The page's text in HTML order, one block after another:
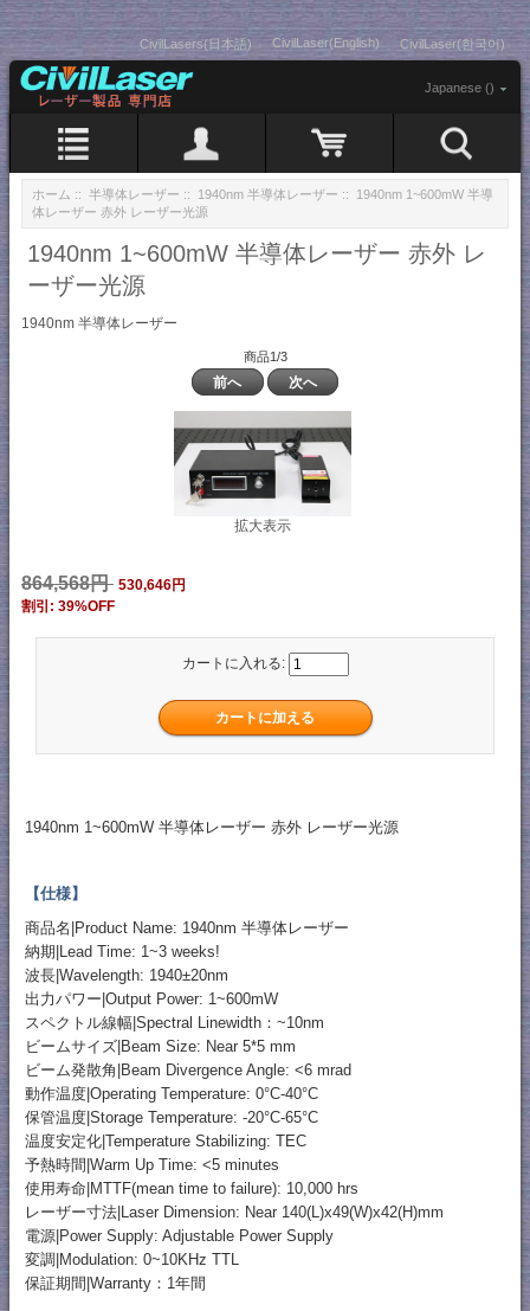
CivilLasers(日本語) CivilLaser(English) CivilLaser(한국어)
Japanese ()
ホーム :: 半導体レーザー :: 1940nm 半導体レーザー :: 1940nm 1~600mW 半導
体レーザー 赤外 レーザー光源
1940nm 1~600mW 半導体レーザー 赤外 レ
ーザー光源
1940nm 半導体レーザー
商品1/3
前へ 次へ
拡大表示
864,568円 530,646円
割引: 39%OFF
カートに入れる:
1940nm 1~600mW 半導体レーザー 赤外 レーザー光源
【仕様】
商品名|Product Name: 1940nm 半導体レーザー
納期|Lead Time: 1~3 weeks!
波長|Wavelength: 1940±20nm
出力パワー|Output Power: 1~600mW
スペクトル線幅|Spectral Linewidth：~10nm
ビームサイズ|Beam Size: Near 5*5 mm
ビーム発散角|Beam Divergence Angle: <6 mrad
動作温度|Operating Temperature: 0°C-40°C
保管温度|Storage Temperature: -20°C-65°C
温度安定化|Temperature Stabilizing: TEC
予熱時間|Warm Up Time: <5 minutes
使用寿命|MTTF(mean time to failure): 10,000 hrs
レーザー寸法|Laser Dimension: Near 140(L)x49(W)x42(H)mm
電源|Power Supply: Adjustable Power Supply
変調|Modulation: 0~10KHz TTL
保証期間|Warranty：1年間